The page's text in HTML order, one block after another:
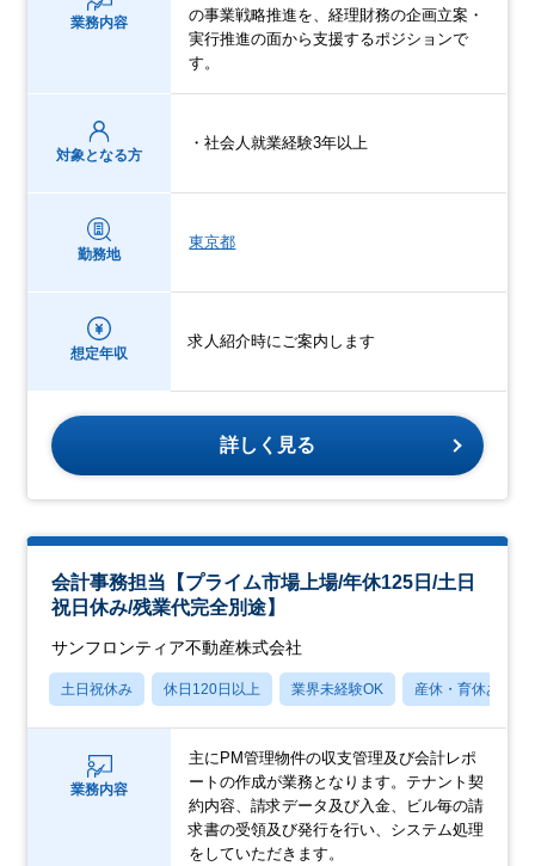
業務内容
の事業戦略推進を、経理財務の企画立案・
実行推進の面から支援するポジションで
す。
対象となる方
・社会人就業経験3年以上
勤務地
東京都
想定年収
求人紹介時にご案内します
詳しく見る
会計事務担当【プライム市場上場/年休125日/土日
祝日休み/残業代完全別途】
サンフロンティア不動産株式会社
土日祝休み 休日120日以上 業界未経験OK 産休・育休あり
業務内容
主にPM管理物件の収支管理及び会計レポ
ートの作成が業務となります。テナント契
約内容、請求データ及び入金、ビル毎の請
求書の受領及び発行を行い、システム処理
をしていただきます。